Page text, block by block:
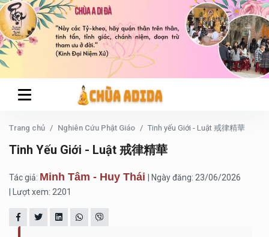
Trang chủ Nghiên Cứu Phật Giáo Tinh yếu Giới - Luật 戒律精華
Tinh Yếu Giới - Luật 戒律精華
Tác giả: Minh Tâm - Huy Thái
| Ngày đăng: 23/06/2026
| Lượt xem: 2201